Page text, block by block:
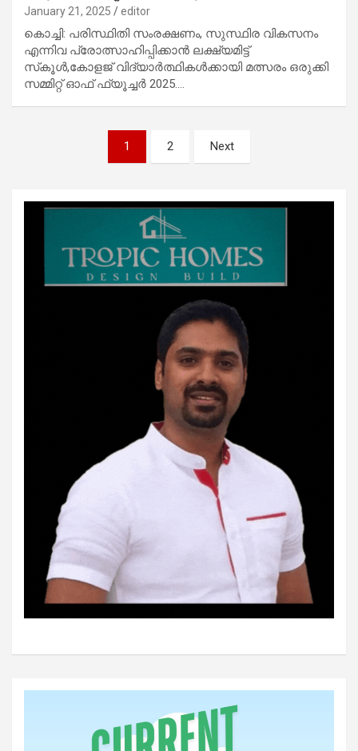
January 21, 2025 editor
കൊച്ചി: പരിസ്ഥിതി സംരക്ഷണം, സുസ്ഥിര വികസനം
എന്നിവ പ്രോത്സാഹിപ്പിക്കാന്‍ ലക്ഷ്യമിട്ട്
സ്‌കൂള്‍,കോളജ് വിദ്യാര്‍ത്ഥികള്‍ക്കായി മത്സരം ഒരുക്കി
സമ്മിറ്റ് ഓഫ് ഫ്യൂച്ചര്‍ 2025.…
1 2 Next